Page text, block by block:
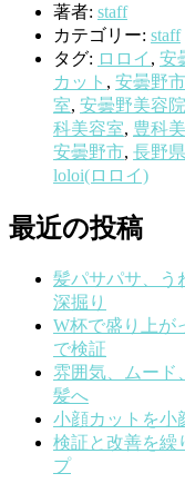
著者: staff
カテゴリー: staff
タグ: ロロイ , 安
カット , 安曇野
室, 安曇野美容院
科美容室, 豊科
安曇野市, 長野
loloi(ロロイ)
最近の投稿
髪パサパサ、う
深掘り
W杯で盛り上が
で検証
雰囲気、ムード
髪へ
小顔カットを小
検証と改善を繰
プ